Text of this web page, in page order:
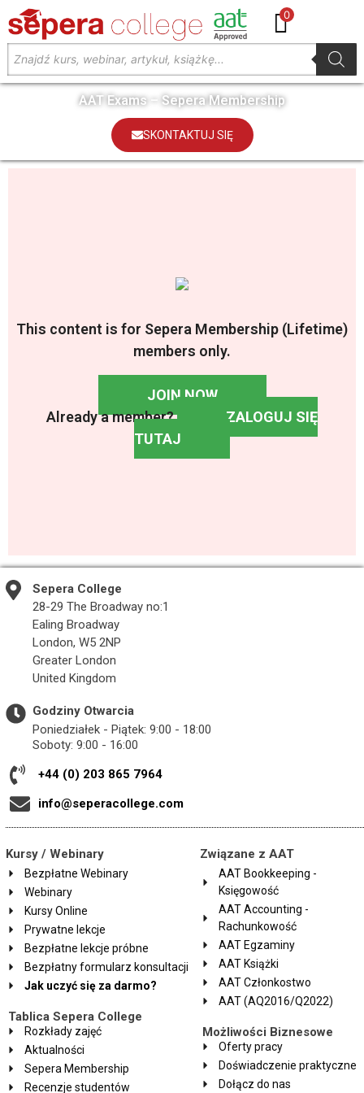
0
AAT Exams – Sepera Membership
SKONTAKTUJ SIĘ
This content is for Sepera Membership (Lifetime)
members only.
JOIN NOW
Already a member?
ZALOGUJ SIĘ
TUTAJ
Sepera College
28-29 The Broadway no:1
Ealing Broadway
London, W5 2NP
Greater London
United Kingdom
Godziny Otwarcia
Poniedziałek - Piątek: 9:00 - 18:00
Soboty: 9:00 - 16:00
+44 (0) 203 865 7964
info@seperacollege.com
Kursy / Webinary
Bezpłatne Webinary
Webinary
Kursy Online
Prywatne lekcje
Bezpłatne lekcje próbne
Bezpłatny formularz konsultacji
Jak uczyć się za darmo?
Tablica Sepera College
Rozkłady zajęć
Aktualności
Sepera Membership
Recenzje studentów
Związane z AAT
AAT Bookkeeping -
Księgowość
AAT Accounting -
Rachunkowość
AAT Egzaminy
AAT Książki
AAT Członkostwo
AAT (AQ2016/Q2022)
Możliwości Biznesowe
Oferty pracy
Doświadczenie praktyczne
Dołącz do nas